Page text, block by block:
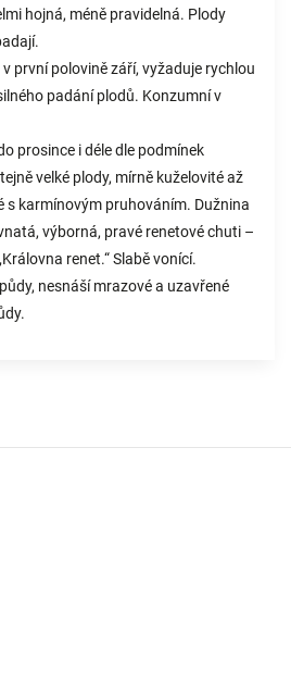
hojná, méně pravidelná. Plody
první polovině září, vyžaduje rychlou
padání plodů. Konzumní v
prosince i déle dle podmínek
velké plody, mírně kuželovité až
s karmínovým pruhováním. Dužnina
výborná, pravé renetové chuti –
renet.“ Slabě vonící.
nesnáší mrazové a uzavřené